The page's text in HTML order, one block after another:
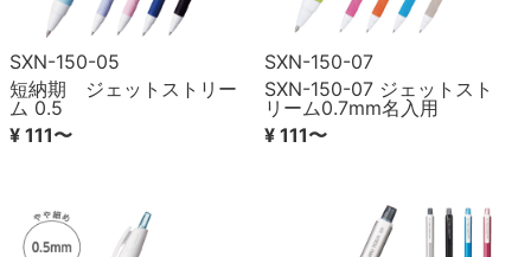
SXN-150-05
短納期 ジェットストリー
ム 0.5
¥ 111〜
SXN-150-07
SXN-150-07 ジェットスト
リーム0.7mm名入用
¥ 111〜